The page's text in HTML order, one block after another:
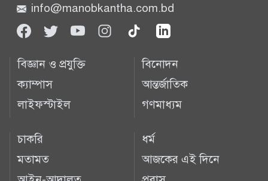
info@manobkantha.com.bd
বিজ্ঞান ও প্রযুক্তি
ক্যাম্পাস
লাইফস্টাইল
বিনোদন
আন্তর্জাতিক
গণমাধ্যম
চাকরি
মতামত
ধর্ম
আজকের এই দিনে